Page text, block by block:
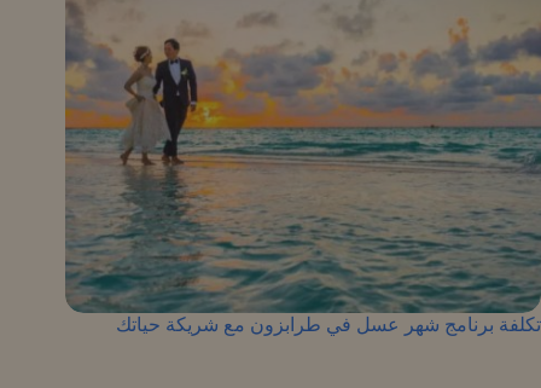
تكلفة برنامج شهر عسل في طرابزون مع شريكة حياتك